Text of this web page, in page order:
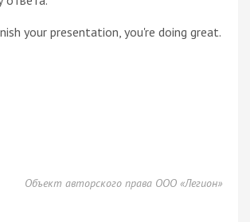
your presentation, you're doing great.
Объект авторского права ООО «Легион»